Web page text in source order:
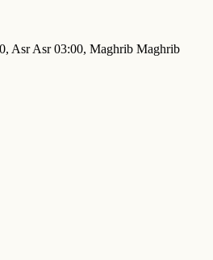
Asr Asr 03:00, Maghrib Maghrib